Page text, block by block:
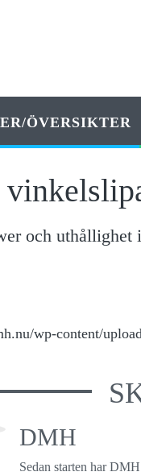
ÖVERSIKTER
och
wp-content/
DMH
Sedan starten har